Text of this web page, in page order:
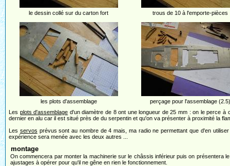
le dessin collé sur du carton fort trous de 10 à l'emporte-pièces
les plots d'assemblage
perçage pour l'assemblage (2.5)
Les plots d'assemblage d'un diamètre de 8 ont une longueur de 25 mm : on le perce
dernier en alu car il est situé près de du serpentin et qu'on va présenter à proximité la
Les servos prévus sont au nombre de 4 mais, ma radio ne permettant que d'en
expérience sera menée avec les deux autres ...
montage
On commencera par monter la machinerie sur le châssis inférieur puis on présentera
ajustages à opérer pour qu'il ne gêne en rien le fonctionnement.